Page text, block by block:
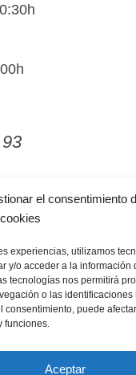
el consentimiento
experiencias, utilizamos
y/o acceder a la información
tecnologías nos permitirá
o las identificaciones
consentimiento, puede
funciones.
Aceptar
de la Plana